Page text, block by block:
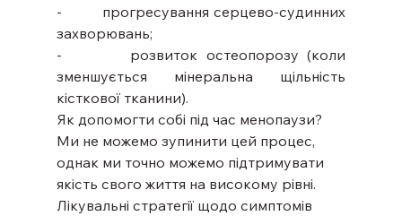
-        прогресування серцево-судинних
захворювань;
-        розвиток остеопорозу (коли
зменшується мінеральна щільність
кісткової тканини).
Як допомогти собі під час менопаузи?
Ми не можемо зупинити цей процес,
однак ми точно можемо підтримувати
якість свого життя на високому рівні.
Лікувальні стратегії щодо симптомів